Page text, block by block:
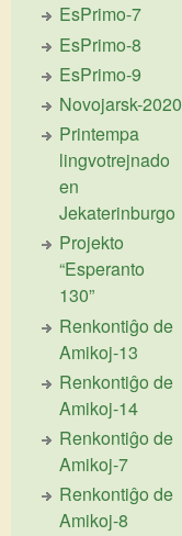
EsPrimo-7
EsPrimo-8
EsPrimo-9
Novojarsk-2020
Printempa
lingvotrejnado
en
Jekaterinburgo
Projekto
“Esperanto
130”
Renkontiĝo de
Amikoj-13
Renkontiĝo de
Amikoj-14
Renkontiĝo de
Amikoj-7
Renkontiĝo de
Amikoj-8